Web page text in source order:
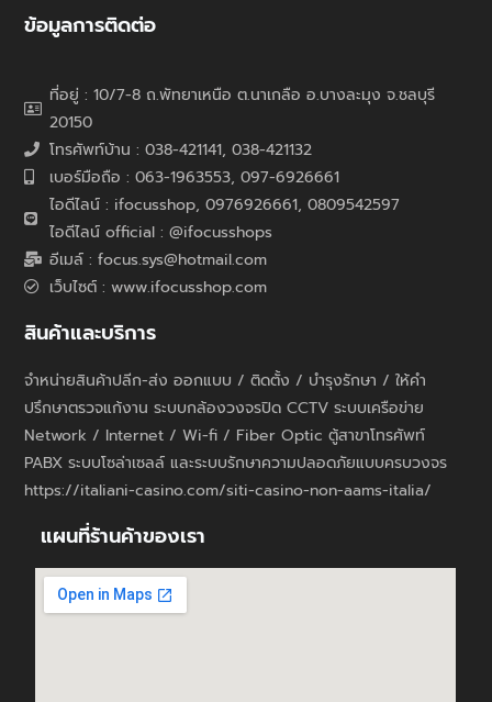
ข้อมูลการติดต่อ
ที่อยู่ : 10/7-8 ถ.พัทยาเหนือ ต.นาเกลือ อ.บางละมุง จ.ชลบุรี
20150
โทรศัพท์บ้าน : 038-421141, 038-421132
เบอร์มือถือ : 063-1963553, 097-6926661
ไอดีไลน์ : ifocusshop, 0976926661, 0809542597
ไอดีไลน์ official : @ifocusshops
อีเมล์ : focus.sys@hotmail.com
เว็บไซต์ : www.ifocusshop.com
สินค้าและบริการ
จำหน่ายสินค้าปลีก-ส่ง ออกแบบ / ติดตั้ง / บำรุงรักษา / ให้คำ
ปรึกษาตรวจแก้งาน ระบบกล้องวงจรปิด CCTV ระบบเครือข่าย
Network / Internet / Wi-fi / Fiber Optic ตู้สาขาโทรศัพท์
PABX ระบบโซล่าเซลล์ และระบบรักษาความปลอดภัยแบบครบวงจร
https://italiani-casino.com/siti-casino-non-aams-italia/
แผนที่ร้านค้าของเรา